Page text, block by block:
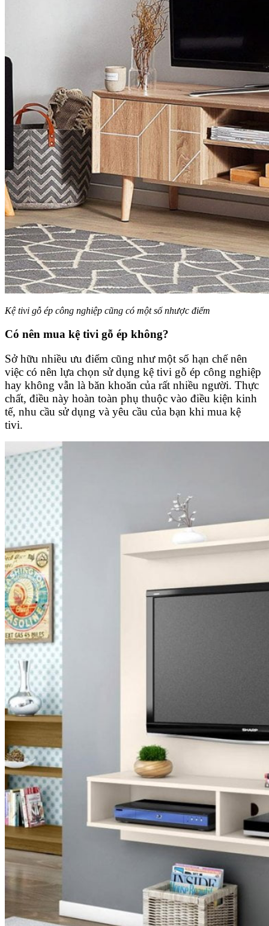
Kệ tivi gỗ ép công nghiệp cũng có một số nhược điểm
Có nên mua kệ tivi gỗ ép không?
Sở hữu nhiều ưu điểm cũng như một số hạn chế nên
việc có nên lựa chọn sử dụng kệ tivi gỗ ép công nghiệp
hay không vẫn là băn khoăn của rất nhiều người. Thực
chất, điều này hoàn toàn phụ thuộc vào điều kiện kinh
tế, nhu cầu sử dụng và yêu cầu của bạn khi mua kệ
tivi.